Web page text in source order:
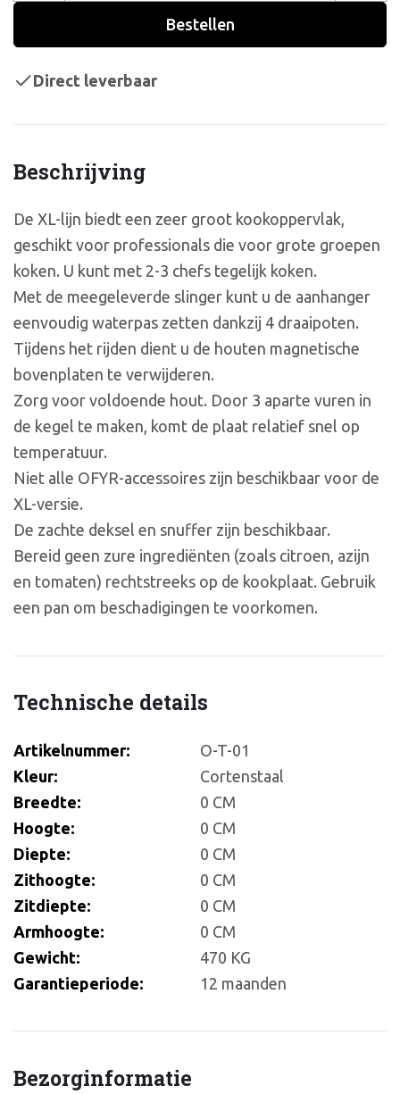
Beschrijving
De XL-lijn biedt een zeer groot kookoppervlak,
geschikt voor professionals die voor grote groepen
koken. U kunt met 2-3 chefs tegelijk koken.
Met de meegeleverde slinger kunt u de aanhanger
eenvoudig waterpas zetten dankzij 4 draaipoten.
Tijdens het rijden dient u de houten magnetische
bovenplaten te verwijderen.
Zorg voor voldoende hout. Door 3 aparte vuren in
de kegel te maken, komt de plaat relatief snel op
temperatuur.
Niet alle OFYR-accessoires zijn beschikbaar voor de
XL-versie.
De zachte deksel en snuffer zijn beschikbaar.
Bereid geen zure ingrediënten (zoals citroen, azijn
en tomaten) rechtstreeks op de kookplaat. Gebruik
een pan om beschadigingen te voorkomen.
Technische details
Artikelnummer:
O-T-01
Kleur:
Cortenstaal
Breedte:
0 CM
Hoogte:
0 CM
Diepte:
0 CM
Zithoogte:
0 CM
Zitdiepte:
0 CM
Armhoogte:
0 CM
Gewicht:
470 KG
Garantieperiode:
12 maanden
Bezorginformatie
Bestellen
Direct leverbaar